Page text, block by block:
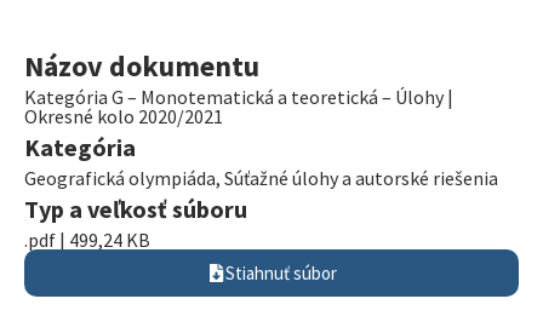
Názov dokumentu
Kategória G – Monotematická a teoretická – Úlohy |
Okresné kolo 2020/2021
Kategória
Geografická olympiáda, Súťažné úlohy a autorské riešenia
Typ a veľkosť súboru
.pdf | 499,24 KB
Stiahnuť súbor